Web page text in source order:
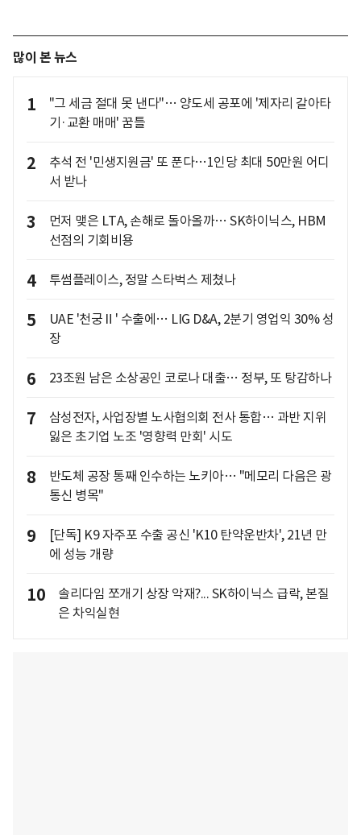
많이 본 뉴스
1
"그 세금 절대 못 낸다"… 양도세 공포에 '제자리 갈아타
기·교환 매매' 꿈틀
2
추석 전 '민생지원금' 또 푼다…1인당 최대 50만원 어디
서 받나
3
먼저 맺은 LTA, 손해로 돌아올까… SK하이닉스, HBM
선점의 기회비용
4 투썸플레이스, 정말 스타벅스 제쳤나
5
UAE '천궁Ⅱ' 수출에… LIG D&A, 2분기 영업익 30% 성
장
6 23조원 남은 소상공인 코로나 대출… 정부, 또 탕감하나
7
삼성전자, 사업장별 노사협의회 전사 통합… 과반 지위
잃은 초기업 노조 '영향력 만회' 시도
8
반도체 공장 통째 인수하는 노키아… "메모리 다음은 광
통신 병목"
9
[단독] K9 자주포 수출 공신 'K10 탄약운반차', 21년 만
에 성능 개량
10
솔리다임 쪼개기 상장 악재?... SK하이닉스 급락, 본질
은 차익실현